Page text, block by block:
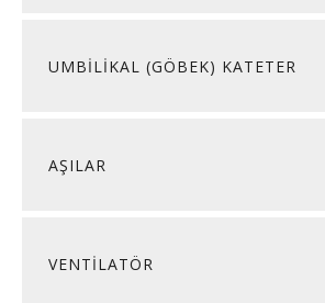
UMBİLİKAL (GÖBEK) KATETER
AŞILAR
VENTİLATÖR